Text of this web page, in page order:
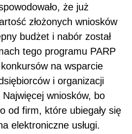
że już
złożonych wniosków
budżet i nabór został
tego programu PARP
na wsparcie
i organizacji
wniosków, bo
od firm, które ubiegały się
elektroniczne usługi.